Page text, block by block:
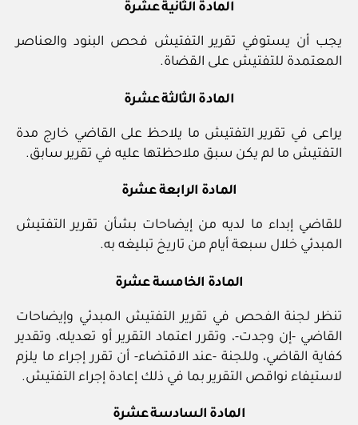
المادة الثانية عشرة
يجب أن يستوفي تقرير التفتيش فحص البنود والعناصر
المعتمدة للتفتيش على القضاة.
المادة الثالثة عشرة
يراعى في تقرير التفتيش ما يلاحظ على القاضي خارج مدة
التفتيش ما لم يكن سبق ملاحظتها عليه في تقرير سابق.
المادة الرابعة عشرة
للقاضي إبداء ما لديه من إيضاحات بشأن تقرير التفتيش
المبدئي خلال سبعة أيام من تاريخ تبليغه به.
المادة الخامسة عشرة
تنظر لجنة الفحص في تقرير التفتيش المبدئي وإيضاحات
القاضي -إن وجدت-، وتقرر اعتماد التقرير أو تعديله، وتقدير
كفاية القاضي، وللجنة -عند الاقتضاء- أن تقرر إجراء ما يلزم
لاستيفاء نواقص التقرير بما في ذلك إعادة إجراء التفتيش.
المادة السادسة عشرة